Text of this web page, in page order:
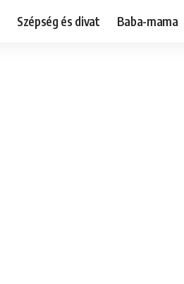
Szépség és divat Baba-mama